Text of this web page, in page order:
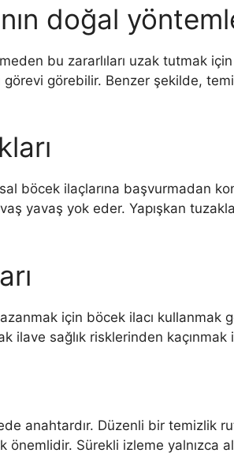
doğal
bu zararlıları uzak tutmak
görebilir. Benzer şekilde,
böcek ilaçlarına başvurmadan
yavaş yok eder. Yapışkan
için böcek ilacı kullanmak
sağlık risklerinden
anahtardır. Düzenli bir temizlik
önemlidir. Sürekli izleme